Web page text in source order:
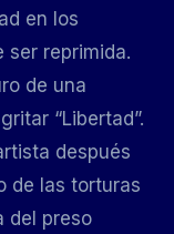
en los
ser reprimida.
de una
“Libertad”.
después
de las torturas
del preso